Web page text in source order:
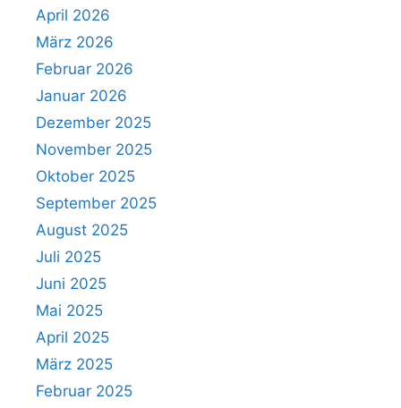
April 2026
März 2026
Februar 2026
Januar 2026
Dezember 2025
November 2025
Oktober 2025
September 2025
August 2025
Juli 2025
Juni 2025
Mai 2025
April 2025
März 2025
Februar 2025